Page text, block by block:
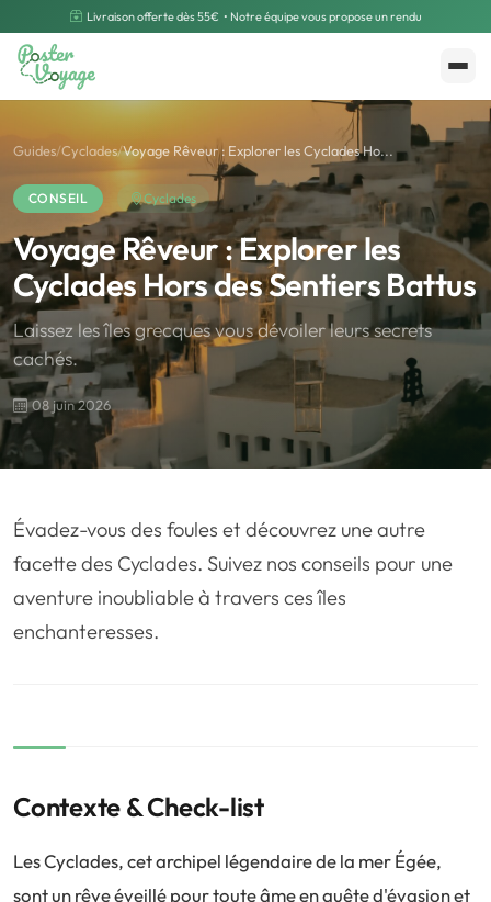
Livraison offerte dès 55€ • Notre équipe vous propose un rendu
Polarsteps
🌍Road Trip et Pays 🌆Les villes
🏃‍♂️ Marathon / Trail Mariage
🚢Croisière 🎢Parc d'attraction
Guides/Cyclades/Voyage Rêveur : Explorer les Cyclades Ho...
CONSEIL Cyclades
Voyage Rêveur : Explorer les
Cyclades Hors des Sentiers Battus
Laissez les îles grecques vous dévoiler leurs secrets
cachés.
08 juin 2026
Évadez-vous des foules et découvrez une autre
facette des Cyclades. Suivez nos conseils pour une
aventure inoubliable à travers ces îles
enchanteresses.
Contexte & Check-list
Les Cyclades, cet archipel légendaire de la mer Égée,
sont un rêve éveillé pour toute âme en quête d'évasion et